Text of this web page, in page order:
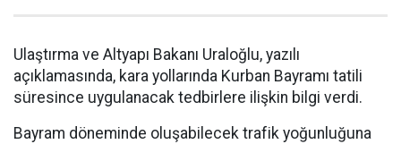
Ulaştırma ve Altyapı Bakanı Uraloğlu, yazılı
açıklamasında, kara yollarında Kurban Bayramı tatili
süresince uygulanacak tedbirlere ilişkin bilgi verdi.
Bayram döneminde oluşabilecek trafik yoğunluğuna